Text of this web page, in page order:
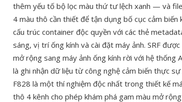
thêm yếu tố bộ lọc màu thứ tư lệch xanh — và
4 màu thô cần thiết để tận dụng bố cục cảm
cấu trúc container độc quyền với các thẻ
sáng, vị trí ống kính và cài đặt máy ảnh. SRF
mở rộng sang máy ảnh ống kính rời với hệ thống
là ghi nhận dữ liệu từ công nghệ cảm biến thực
F828 là một thí nghiệm độc nhất trong thiết kế
thô 4 kênh cho phép khám phá gam màu mở